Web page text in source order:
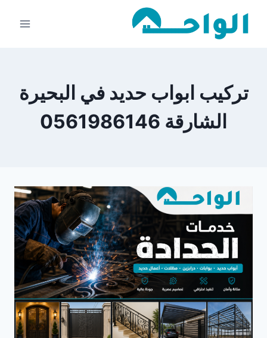
تركيب ابواب حديد في البحيرة
الشارقة 0561986146